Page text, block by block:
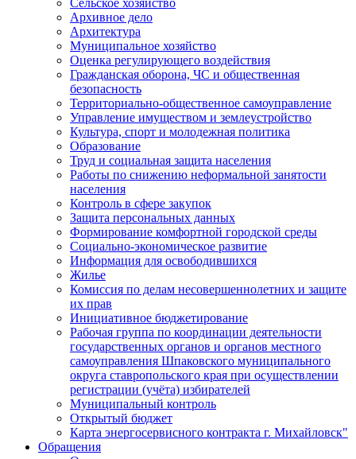
Сельское хозяйство
Архивное дело
Архитектура
Муниципальное хозяйство
Оценка регулирующего воздействия
Гражданская оборона, ЧС и общественная
безопасность
Территориально-общественное самоуправление
Управление имуществом и землеустройство
Культура, спорт и молодежная политика
Образование
Труд и социальная защита населения
Работы по снижению неформальной занятости
населения
Контроль в сфере закупок
Защита персональных данных
Формирование комфортной городской среды
Социально-экономическое развитие
Информация для освободившихся
Жилье
Комиссия по делам несовершеннолетних и защите
их прав
Инициативное бюджетирование
Рабочая группа по координации деятельности
государственных органов и органов местного
самоуправления Шпаковского муниципального
округа ставропольского края при осуществлении
регистрации (учёта) избирателей
Муниципальный контроль
Открытый бюджет
Карта энергосервисного контракта г. Михайловск"
Обращения